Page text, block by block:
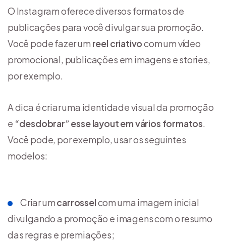
O Instagram oferece diversos formatos de
publicações para você divulgar sua promoção.
Você pode fazer um reel criativocom um vídeo
promocional, publicações em imagens e stories,
por exemplo.
A dica é criar uma identidade visual da promoção
e “desdobrar” esse layout em vários formatos
Você pode, por exemplo, usar os seguintes
modelos:
Criar umcarrosselcom uma imagem inicial
divulgando a promoção e imagens com o resumo
das regras e premiações;